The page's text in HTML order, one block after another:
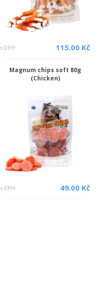
s DPH 115.00 Kč
Magnum chips soft 80g
(Chicken)
s DPH 49.00 Kč